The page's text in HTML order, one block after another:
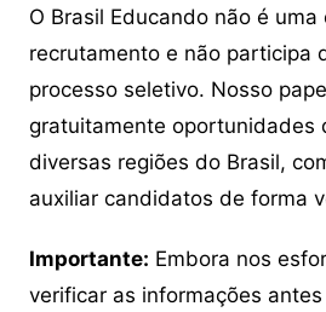
O Brasil Educando não é uma
recrutamento e não participa
processo seletivo. Nosso
gratuitamente oportunidades
diversas regiões do Brasil,
auxiliar candidatos de forma
Importante: Embora nos
verificar as informações